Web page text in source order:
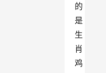
的
是
生
肖
鸡